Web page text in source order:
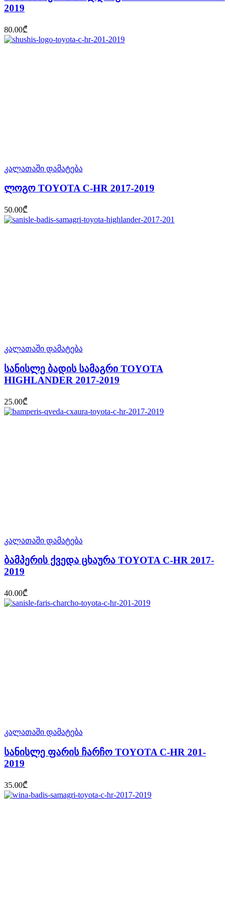
2019
80.00₾
კალათაში დამატება
ლოგო TOYOTA C-HR 2017-2019
50.00₾
კალათაში დამატება
სანისლე ბადის სამაგრი TOYOTA
HIGHLANDER 2017-2019
25.00₾
კალათაში დამატება
ბამპერის ქვედა ცხაურა TOYOTA C-HR 2017-
2019
40.00₾
კალათაში დამატება
სანისლე ფარის ჩარჩო TOYOTA C-HR 201-
2019
35.00₾